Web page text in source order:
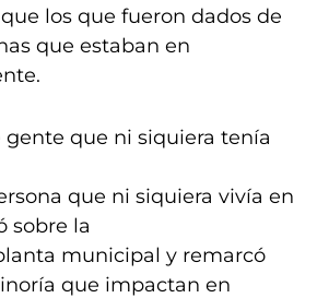
los que fueron dados de
que estaban en
gente que ni siquiera tenía
que ni siquiera vivía en
sobre la
municipal y remarcó
que impactan en